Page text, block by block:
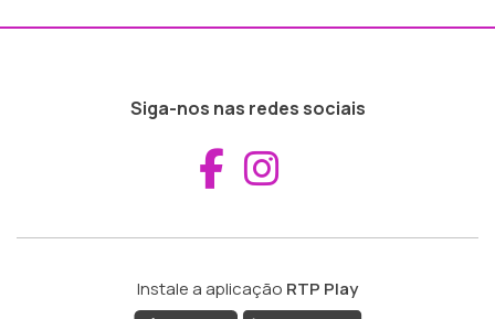
Siga-nos nas redes sociais
Aceder ao
Instale a aplicação RTP Play